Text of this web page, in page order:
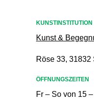
KUNSTINSTITUTION
Kunst &
Röse 33, 31832
ÖFFNUNGSZEITEN
Fr – So von 15